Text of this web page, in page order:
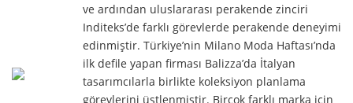
ve ardından uluslararası perakende zinciri
Inditeks’de farklı görevlerde perakende deneyimi
edinmiştir. Türkiye’nin Milano Moda Haftası’nda
ilk defile yapan firması Balizza’da İtalyan
tasarımcılarla birlikte koleksiyon planlama
görevlerini üstlenmiştir. Birçok farklı marka için